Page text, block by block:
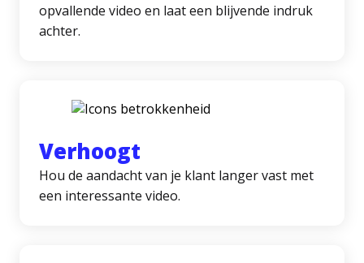
opvallende video en laat een blijvende indruk
achter.
Verhoogt
Hou de aandacht van je klant langer vast met
een interessante video.